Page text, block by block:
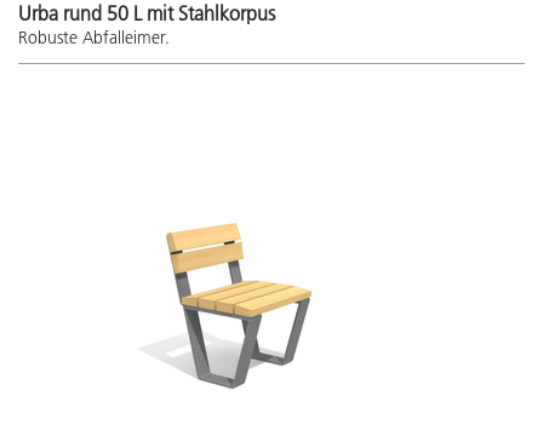
Urba rund 50 L mit Stahlkorpus
Robuste Abfalleimer.